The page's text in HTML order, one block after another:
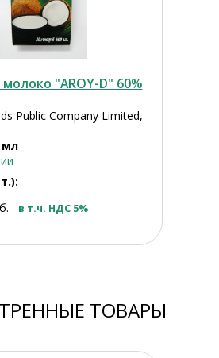
"AROY-D" 60%
Public Company Limited,
мл
в т.ч. НДС 5%
ТОВАРЫ